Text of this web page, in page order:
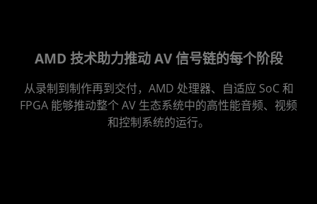
AMD 技术助力推动 AV 信号链的每个阶段
从录制到制作再到交付，AMD 处理器、自适应 SoC 和
FPGA 能够推动整个 AV 生态系统中的高性能音频、视频
和控制系统的运行。